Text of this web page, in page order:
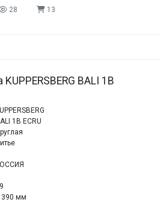
28 13
BALI 1B
1B ECRU
390 мм